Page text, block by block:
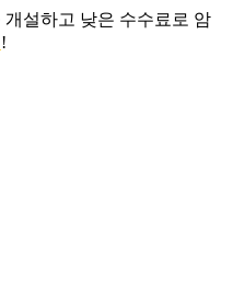
개설하고 낮은 수수료로 암
!